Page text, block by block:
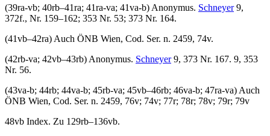
(39ra-vb; 40rb–41ra; 41ra-va; 41va-b) Anonymus. Schneyer9,
372f., Nr. 159–162; 353 Nr. 53; 373 Nr. 164.
(41vb–42ra) Auch ÖNB Wien, Cod. Ser. n. 2459, 74v.
(42rb-va; 42vb–43rb) Anonymus. Schneyer9, 373 Nr. 167. 9, 353
Nr. 56.
(43va-b; 44rb; 44va-b; 45rb-va; 45vb–46rb; 46va-b; 47ra-va) Auch
ÖNB Wien, Cod. Ser. n. 2459, 76v; 74v; 77r; 78r; 78v; 79r; 79v
48vb Index. Zu 129rb–136vb.